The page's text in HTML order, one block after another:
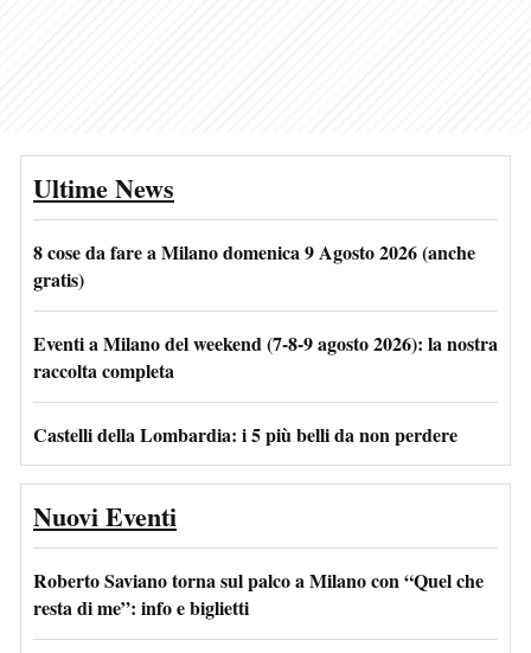
Ultime News
8 cose da fare a Milano domenica 9 Agosto 2026 (anche
gratis)
Eventi a Milano del weekend (7-8-9 agosto 2026): la nostra
raccolta completa
Castelli della Lombardia: i 5 più belli da non perdere
Nuovi Eventi
Roberto Saviano torna sul palco a Milano con “Quel che
resta di me”: info e biglietti